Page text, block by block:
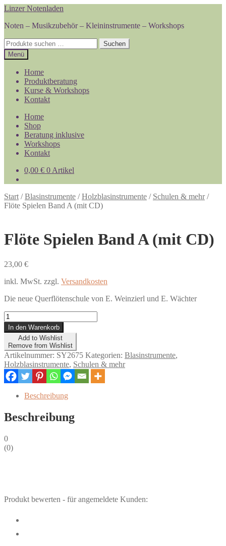
Zur
springen
Zum
springen
Linzer Notenladen
Noten – Musikzubehör – Kleininstrumente – Workshops
Suchen
nach:
Suchen
Menü
Home
Produktberatung
Kurse & Workshops
Kontakt
Home
Shop
Beratung inklusive
Workshops
Kontakt
0,00 € 0 Artikel
Start /Blasinstrumente /Holzblasinstrumente / Schulen & mehr/
Flöte Spielen Band A (mit CD)
Flöte Spielen Band A (mit CD)
23,00 €
inkl. MwSt. zzgl. Versandkosten
Die neue Querflötenschule von E. Weinzierl und E. Wächter
Flöte
Spielen
Band
A
(mit
CD)
Menge
In den Warenkorb
Add to Wishlist
Remove from Wishlist
Artikelnummer: SY2675 Kategorien: Blasinstrumente,
Holzblasinstrumente, Schulen & mehr
Beschreibung
Beschreibung
0
(0)
Produkt bewerten - für angemeldete Kunden: